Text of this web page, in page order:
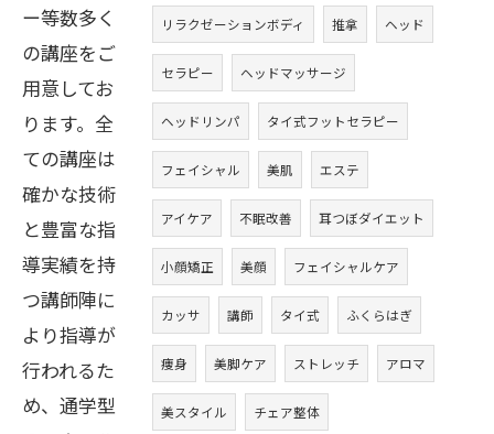
リラクゼーションボディ 推拿 ヘッド
セラピー ヘッドマッサージ
ヘッドリンパ タイ式フットセラピー
フェイシャル 美肌 エステ
アイケア 不眠改善 耳つぼダイエット
小顔矯正 美顔 フェイシャルケア
カッサ 講師 タイ式 ふくらはぎ
痩身 美脚ケア ストレッチ アロマ
美スタイル チェア整体
ー等数多く
の講座をご
用意してお
ります。全
ての講座は
確かな技術
と豊富な指
導実績を持
つ講師陣に
より指導が
行われるた
め、通学型